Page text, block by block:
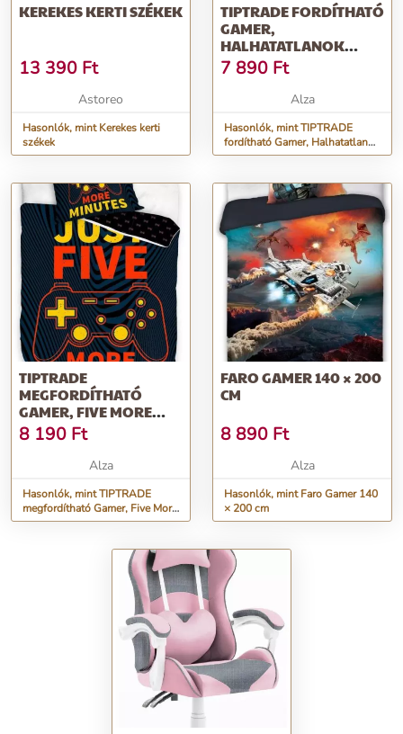
KEREKES KERTI SZÉKEK
13 390 Ft
Astoreo
Hasonlók, mint Kerekes kerti
székek
TIPTRADE FORDÍTHATÓ
GAMER,
HALHATATLANOK
140×200 CM
7 890 Ft
Alza
Hasonlók, mint TIPTRADE
fordítható Gamer, Halhatatlanok
140×200 cm
TIPTRADE
MEGFORDÍTHATÓ
GAMER, FIVE MORE
MINUTES 140×200 CM
8 190 Ft
Alza
Hasonlók, mint TIPTRADE
megfordítható Gamer, Five More
Minutes 140×200 cm
FARO GAMER 140 × 200
CM
8 890 Ft
Alza
Hasonlók, mint Faro Gamer 140
× 200 cm